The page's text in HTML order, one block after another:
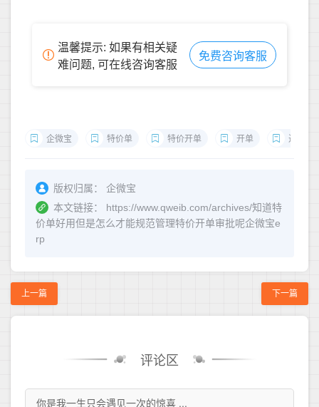
温馨提示: 如果有相关疑
难问题, 可在线咨询客服
免费咨询客服
企微宝 特价单 特价开单 开单 进销存
版权归属：
企微宝
本文链接：
https://www.qweib.com/archives/知道特
价单好用但是怎么才能规范管理特价开单审批呢企微宝e
rp
上一篇 下一篇
评论区